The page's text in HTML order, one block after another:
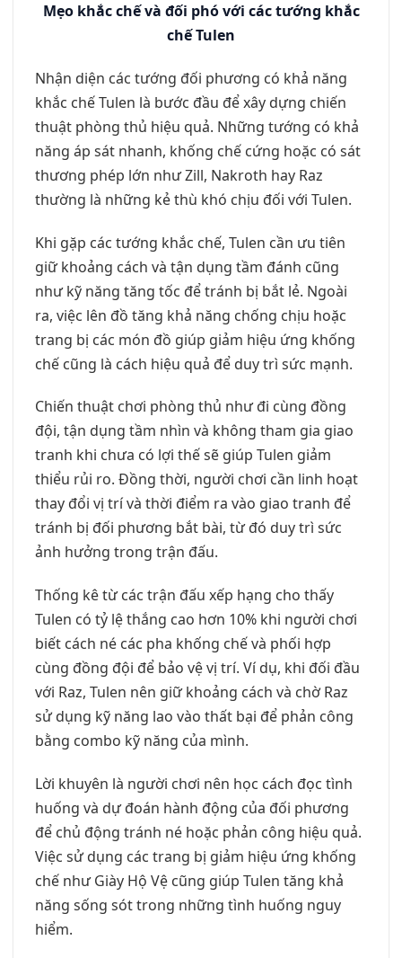
Mẹo khắc chế và đối phó với các tướng khắc
chế Tulen
Nhận diện các tướng đối phương có khả năng
khắc chế Tulen là bước đầu để xây dựng chiến
thuật phòng thủ hiệu quả. Những tướng có khả
năng áp sát nhanh, khống chế cứng hoặc có sát
thương phép lớn như Zill, Nakroth hay Raz
thường là những kẻ thù khó chịu đối với Tulen.
Khi gặp các tướng khắc chế, Tulen cần ưu tiên
giữ khoảng cách và tận dụng tầm đánh cũng
như kỹ năng tăng tốc để tránh bị bắt lẻ. Ngoài
ra, việc lên đồ tăng khả năng chống chịu hoặc
trang bị các món đồ giúp giảm hiệu ứng khống
chế cũng là cách hiệu quả để duy trì sức mạnh.
Chiến thuật chơi phòng thủ như đi cùng đồng
đội, tận dụng tầm nhìn và không tham gia giao
tranh khi chưa có lợi thế sẽ giúp Tulen giảm
thiểu rủi ro. Đồng thời, người chơi cần linh hoạt
thay đổi vị trí và thời điểm ra vào giao tranh để
tránh bị đối phương bắt bài, từ đó duy trì sức
ảnh hưởng trong trận đấu.
Thống kê từ các trận đấu xếp hạng cho thấy
Tulen có tỷ lệ thắng cao hơn 10% khi người chơi
biết cách né các pha khống chế và phối hợp
cùng đồng đội để bảo vệ vị trí. Ví dụ, khi đối đầu
với Raz, Tulen nên giữ khoảng cách và chờ Raz
sử dụng kỹ năng lao vào thất bại để phản công
bằng combo kỹ năng của mình.
Lời khuyên là người chơi nên học cách đọc tình
huống và dự đoán hành động của đối phương
để chủ động tránh né hoặc phản công hiệu quả.
Việc sử dụng các trang bị giảm hiệu ứng khống
chế như Giày Hộ Vệ cũng giúp Tulen tăng khả
năng sống sót trong những tình huống nguy
hiểm.